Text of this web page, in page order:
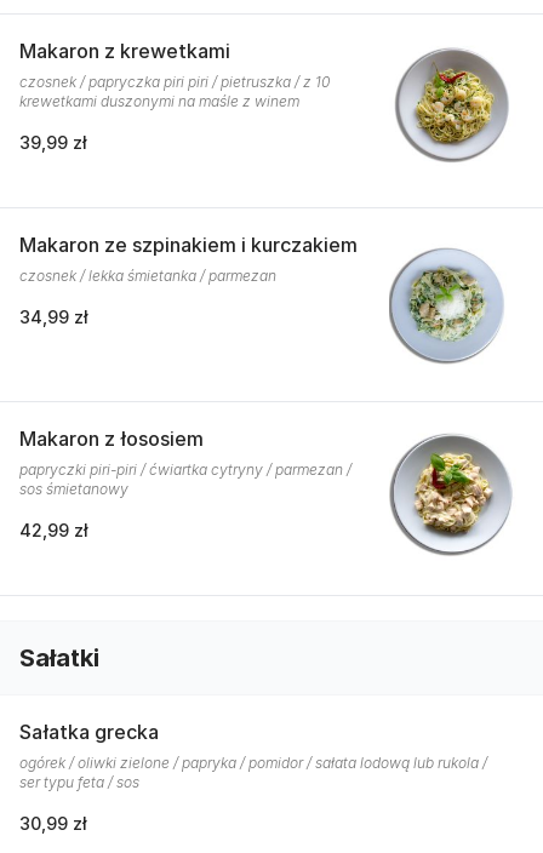
Makaron z krewetkami
czosnek / papryczka piri piri / pietruszka / z 10
krewetkami duszonymi na maśle z winem
39,99 zł
Makaron ze szpinakiem i kurczakiem
czosnek / lekka śmietanka / parmezan
34,99 zł
Makaron z łososiem
papryczki piri-piri / ćwiartka cytryny / parmezan /
sos śmietanowy
42,99 zł
Sałatki
Sałatka grecka
ogórek / oliwki zielone / papryka / pomidor / sałata lodową lub rukola /
ser typu feta / sos
30,99 zł